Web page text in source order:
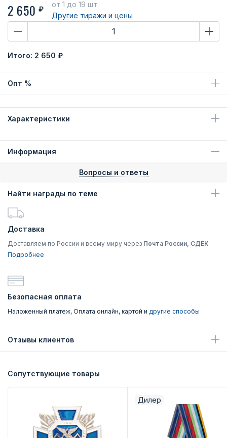
2 650 ₽
от 1 до 19 шт.
Другие тиражи и цены
Итого: 2 650 ₽
Опт %
Характеристики
Информация
Вопросы и ответы
Найти награды по теме
Доставка
Доставляем по России и всему миру через Почта России, СДЕК
Подробнее
Безопасная оплата
Наложенный платеж, Оплата онлайн, картой и другие способы
Отзывы клиентов
Сопутствующие товары
Дилер